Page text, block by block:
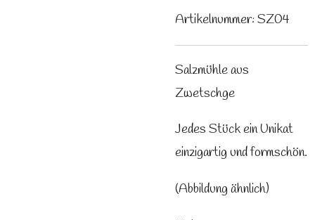
Artikelnummer: SZ04
Salzmühle aus
Zwetschge
Jedes Stück ein Unikat
einzigartig und formschön.
(Abbildung ähnlich)